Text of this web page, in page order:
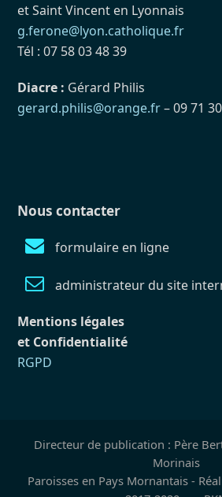
et Saint Vincent en Lyonnais
g.ferone@lyon.catholique.fr
Tél : 07 58 03 48 39
Diacre : Gérard Philis
gerard.philis@orange.fr– 09 71
Nous contacter
formulaire en ligne
administrateur du site
Mentions légales
et Confidentialité
RGPD
Directeur de publication : Père
Morinais
Paroisses en Pays Mornantais -